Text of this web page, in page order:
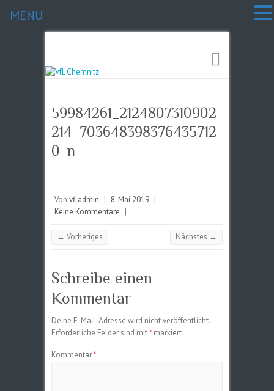
59984261_2124807310902
214_703648398376435712
0_n
Von vfladmin | 8. Mai 2019 |
Keine Kommentare |
← Vorheriges Nächstes →
Schreibe einen
Kommentar
Deine E-Mail-Adresse wird nicht veröffentlicht.
Erforderliche Felder sind mit* markiert
Kommentar*
MENU